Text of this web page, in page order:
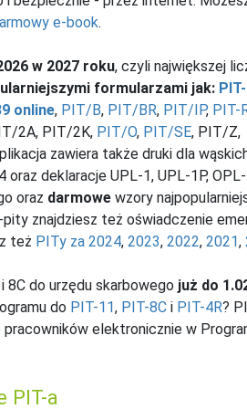
e-book.
w 2027 roku, czyli największej
formularzami jak:
online, PIT/B, PIT/BR, PIT/IP, PIT-
2A, PIT/2K, PIT/O, PIT/SE, PIT/Z,
zawiera także druki dla
deklaracje UPL-1, UPL-1P,
oraz darmowe wzory
znajdziesz też oświadczenie
też PITy za 2024, 2023, 2022, 2021,
8C do urzędu skarbowego już do
do PIT-11, PIT-8C i PIT-4R?
elektronicznie w
PIT-a